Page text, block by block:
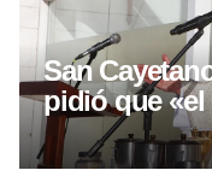
San
pidió que «el
del trabajo»